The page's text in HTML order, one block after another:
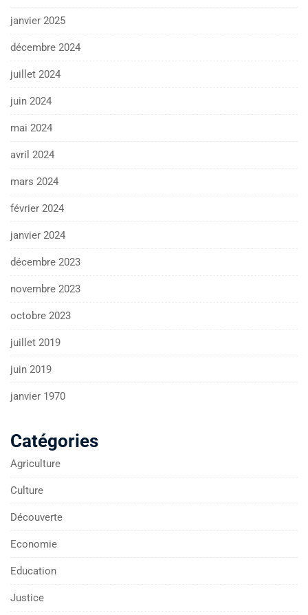
janvier 2025
décembre 2024
juillet 2024
juin 2024
mai 2024
avril 2024
mars 2024
février 2024
janvier 2024
décembre 2023
novembre 2023
octobre 2023
juillet 2019
juin 2019
janvier 1970
Catégories
Agriculture
Culture
Découverte
Economie
Education
Justice